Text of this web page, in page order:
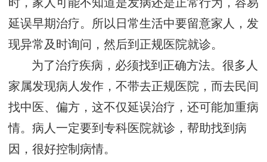
时，家人可能不知道是发病还是正常行为，容易
延误早期治疗。所以日常生活中要留意家人，发
现异常及时询问，然后到正规医院就诊。
为了治疗疾病，必须找到正确方法。很多人
家属发现病人发作，不带去正规医院，而去民间
找中医、偏方，这不仅延误治疗，还可能加重病
情。病人一定要到专科医院就诊，帮助找到病
因，很好控制病情。